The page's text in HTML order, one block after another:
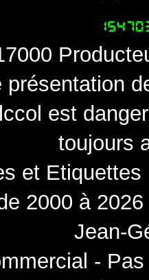
présentation
est
toujours
et
2000 à
Jean-
-